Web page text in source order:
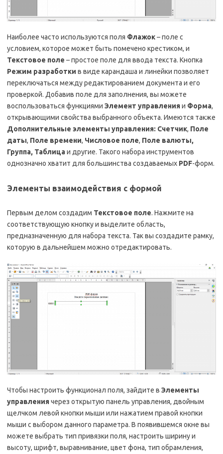
Наиболее часто используются поля Флажок– поле с
условием, которое может быть помечено крестиком, и
Текстовое поле – простое поле для ввода текста. Кнопка
Режим разработки в виде карандаша и линейки позволяет
переключаться между редактированием документа и его
проверкой. Добавив поле для заполнения, вы можете
воспользоваться функциями Элемент управленияи Форма,
открывающими свойства выбранного объекта. Имеются также
Дополнительные элементы управления: Счетчик, Поле
даты, Поле времени, Числовое поле, Поле валюты,
Группа, Таблицаи другие. Такого набора инструментов
однозначно хватит для большинства создаваемых PDF-форм.
Элементы взаимодействия с формой
Первым делом создадим Текстовое поле. Нажмите на
соответствующую кнопку и выделите область,
предназначенную для набора текста. Так вы создадите рамку,
которую в дальнейшем можно отредактировать.
Чтобы настроить функционал поля, зайдите в Элементы
управлениячерез открытую панель управления, двойным
щелчком левой кнопки мыши или нажатием правой кнопки
мыши с выбором данного параметра. В появившемся окне вы
можете выбрать тип привязки поля, настроить ширину и
высоту, шрифт, выравнивание, цвет фона, тип обрамления,